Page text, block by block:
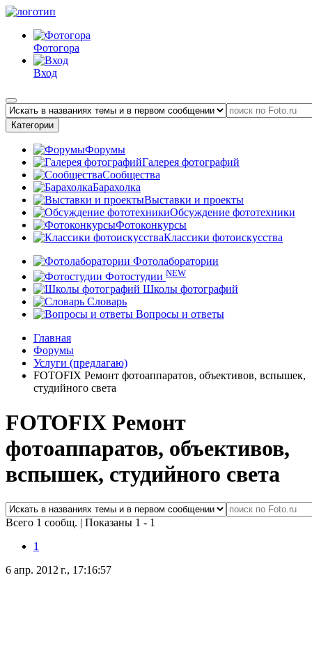
Фотогора
Вход
Категории
Форумы
Галерея фотографий
Сообщества
Барахолка
Выставки и проекты
Обсуждение фототехники
Фотоконкурсы
Классики фотоискусства
Фотолаборатории
Фотостудии NEW
Школы фотографий
Словарь
Вопросы и ответы
Главная
Форумы
Услуги (предлагаю)
FOTOFIX Ремонт фотоаппаратов, объективов, вспышек,
студийного света
FOTOFIX Ремонт
фотоаппаратов, объективов,
вспышек, студийного света
Всего 1 сообщ. | Показаны 1 - 1
1
6 апр. 2012 г., 17:16:57